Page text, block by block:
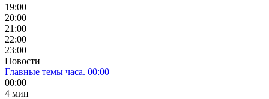
19:00
20:00
21:00
22:00
23:00
Новости
Главные темы часа. 00:00
00:00
4 мин